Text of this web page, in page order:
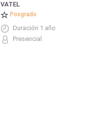
VATEL
Posgrado
Duración 1 año
Presencial